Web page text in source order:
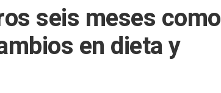
seis meses como
en dieta y